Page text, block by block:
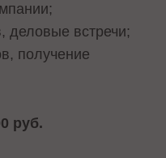
деловые встречи;
получение
руб.